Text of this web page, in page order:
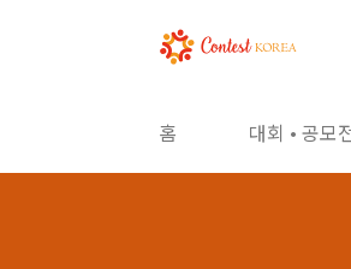
홈 대회 • 공모